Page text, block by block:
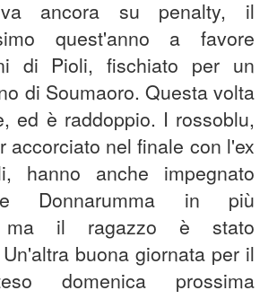
ancora su penalty, il
quest'anno a favore
di Pioli, fischiato per un
di Soumaoro. Questa volta
ed è raddoppio. I rossoblu,
accorciato nel finale con l'ex
hanno anche impegnato
Donnarumma in più
ma il ragazzo è stato
buona giornata per il
domenica prossima